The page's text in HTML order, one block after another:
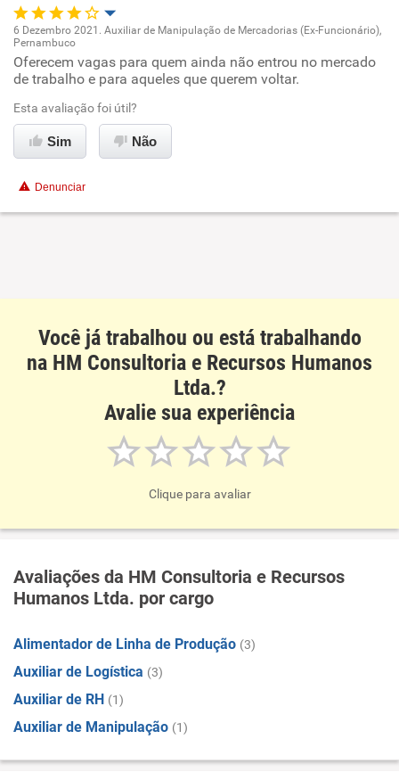
Oportunidade de promoção
Conciliação com a vida familiar
Benefícios
6 Dezembro 2021. Auxiliar de Manipulação de Mercadorias (Ex-Funcionário),
Pernambuco
Oferecem vagas para quem ainda não entrou no mercado
de trabalho e para aqueles que querem voltar.
Esta avaliação foi útil?
Sim Não
Denunciar
Você já trabalhou ou está trabalhando
na HM Consultoria e Recursos Humanos
Ltda.?
Avalie sua experiência
Clique para avaliar
Avaliações da HM Consultoria e Recursos
Humanos Ltda. por cargo
Alimentador de Linha de Produção (3)
Auxiliar de Logística (3)
Auxiliar de RH (1)
Auxiliar de Manipulação (1)